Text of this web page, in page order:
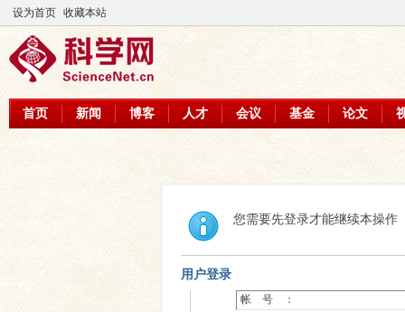
设为首页 收藏本站
首页 新闻 博客 人才 会议 基金 论文
您需要先登录才能继续本操作
用户登录
帐 号 ：